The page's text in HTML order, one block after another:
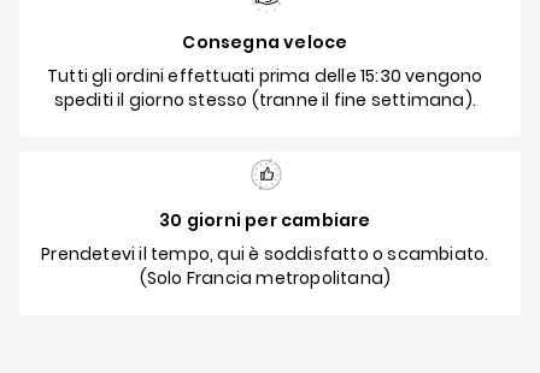
Consegna veloce
Tutti gli ordini effettuati prima delle 15:30 vengono
spediti il giorno stesso (tranne il fine settimana).
30 giorni per cambiare
Prendetevi il tempo, qui è soddisfatto o scambiato.
(Solo Francia metropolitana)